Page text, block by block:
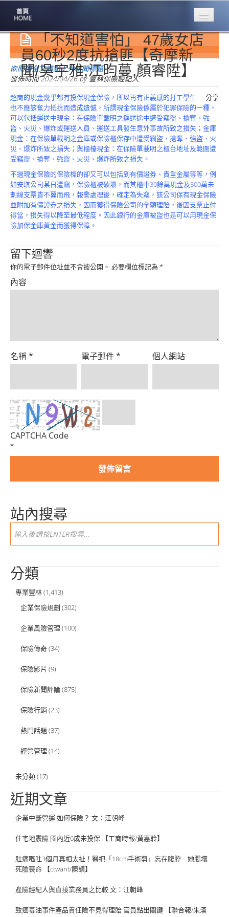
專業豐林
Professional
保險大家談
1386集
台灣商業保險
第一品牌
關於豐林
About
服務項目
Service
火災保額
估算系統
商品簡介
Product
「不知道害怕」 47歲女店
員60秒2度抗搶匪【奇摩新
聞/吳宇雅,江昀蔓,顏睿陞】
欲閱讀全文請點上列新聞標題
發佈時間2024/04/26by豐林保險經紀人
分享
超商的現金幾乎都有投保現金保險，所以再有正義感的打工學生
也不應該奮力抵抗而造成遺憾，所謂現金保險係屬於犯罪保險的一種，
可以包括運送中現金：在保險單載明之運送途中遭受竊盜、搶奪、強
盜、火災、爆炸或運送人員、運送工具發生意外事故所致之損失；金庫
現金：在保險單載明之金庫或保險櫃保存中遭受竊盜、搶奪、強盜、火
災、爆炸所致之損失；與櫃檯現金：在保險單載明之櫃台地址及範圍遭
受竊盜、搶奪、強盜、火災、爆炸所致之損失。
不過現金保險的保險標的卻又可以包括到有價證券、貴重金屬等等，例
如安琪公司某日遭竊，保險櫃被破壞，而其櫃中30餘萬現金及500萬未
劃線支票皆不翼而飛，報警處理後，確定為失竊，該公司保有現金保險
並附加有價證券之損失，因而獲得保險公司的全額理賠，後因支票止付
得當，損失得以降至最低程度。因此銀行的金庫被盜也是可以用現金保
險加保金庫黃金而獲得保障。
留下迴響
你的電子郵件位址並不會被公開。 必要欄位標記為 *
內容
名稱* 電子郵件* 個人網站
CAPTCHA Code
*
站內搜尋
分類
專業豐林(1,413)
企業保險規劃 (302)
企業風險管理 (100)
保險傳奇(34)
保險影片 (9)
保險新聞評論(875)
保險行銷 (23)
熱門話題(37)
經營管理 (14)
未分類(17)
近期文章
企業中斷營運 如何保險？ 文：江朝峰
住宅地震險 國內近6成未投保 【工商時報/黃惠聆】
肚痛嘔吐3個月真相太扯！醫把「18cm手術剪」忘在腹腔 她腸壞
死險喪命 【ctwant/陳頡】
產險經紀人與直接業務員之比較 文：江朝峰
致癌毒油事件產品責任險不見得理賠 官員點出關鍵 【聯合報/朱漢